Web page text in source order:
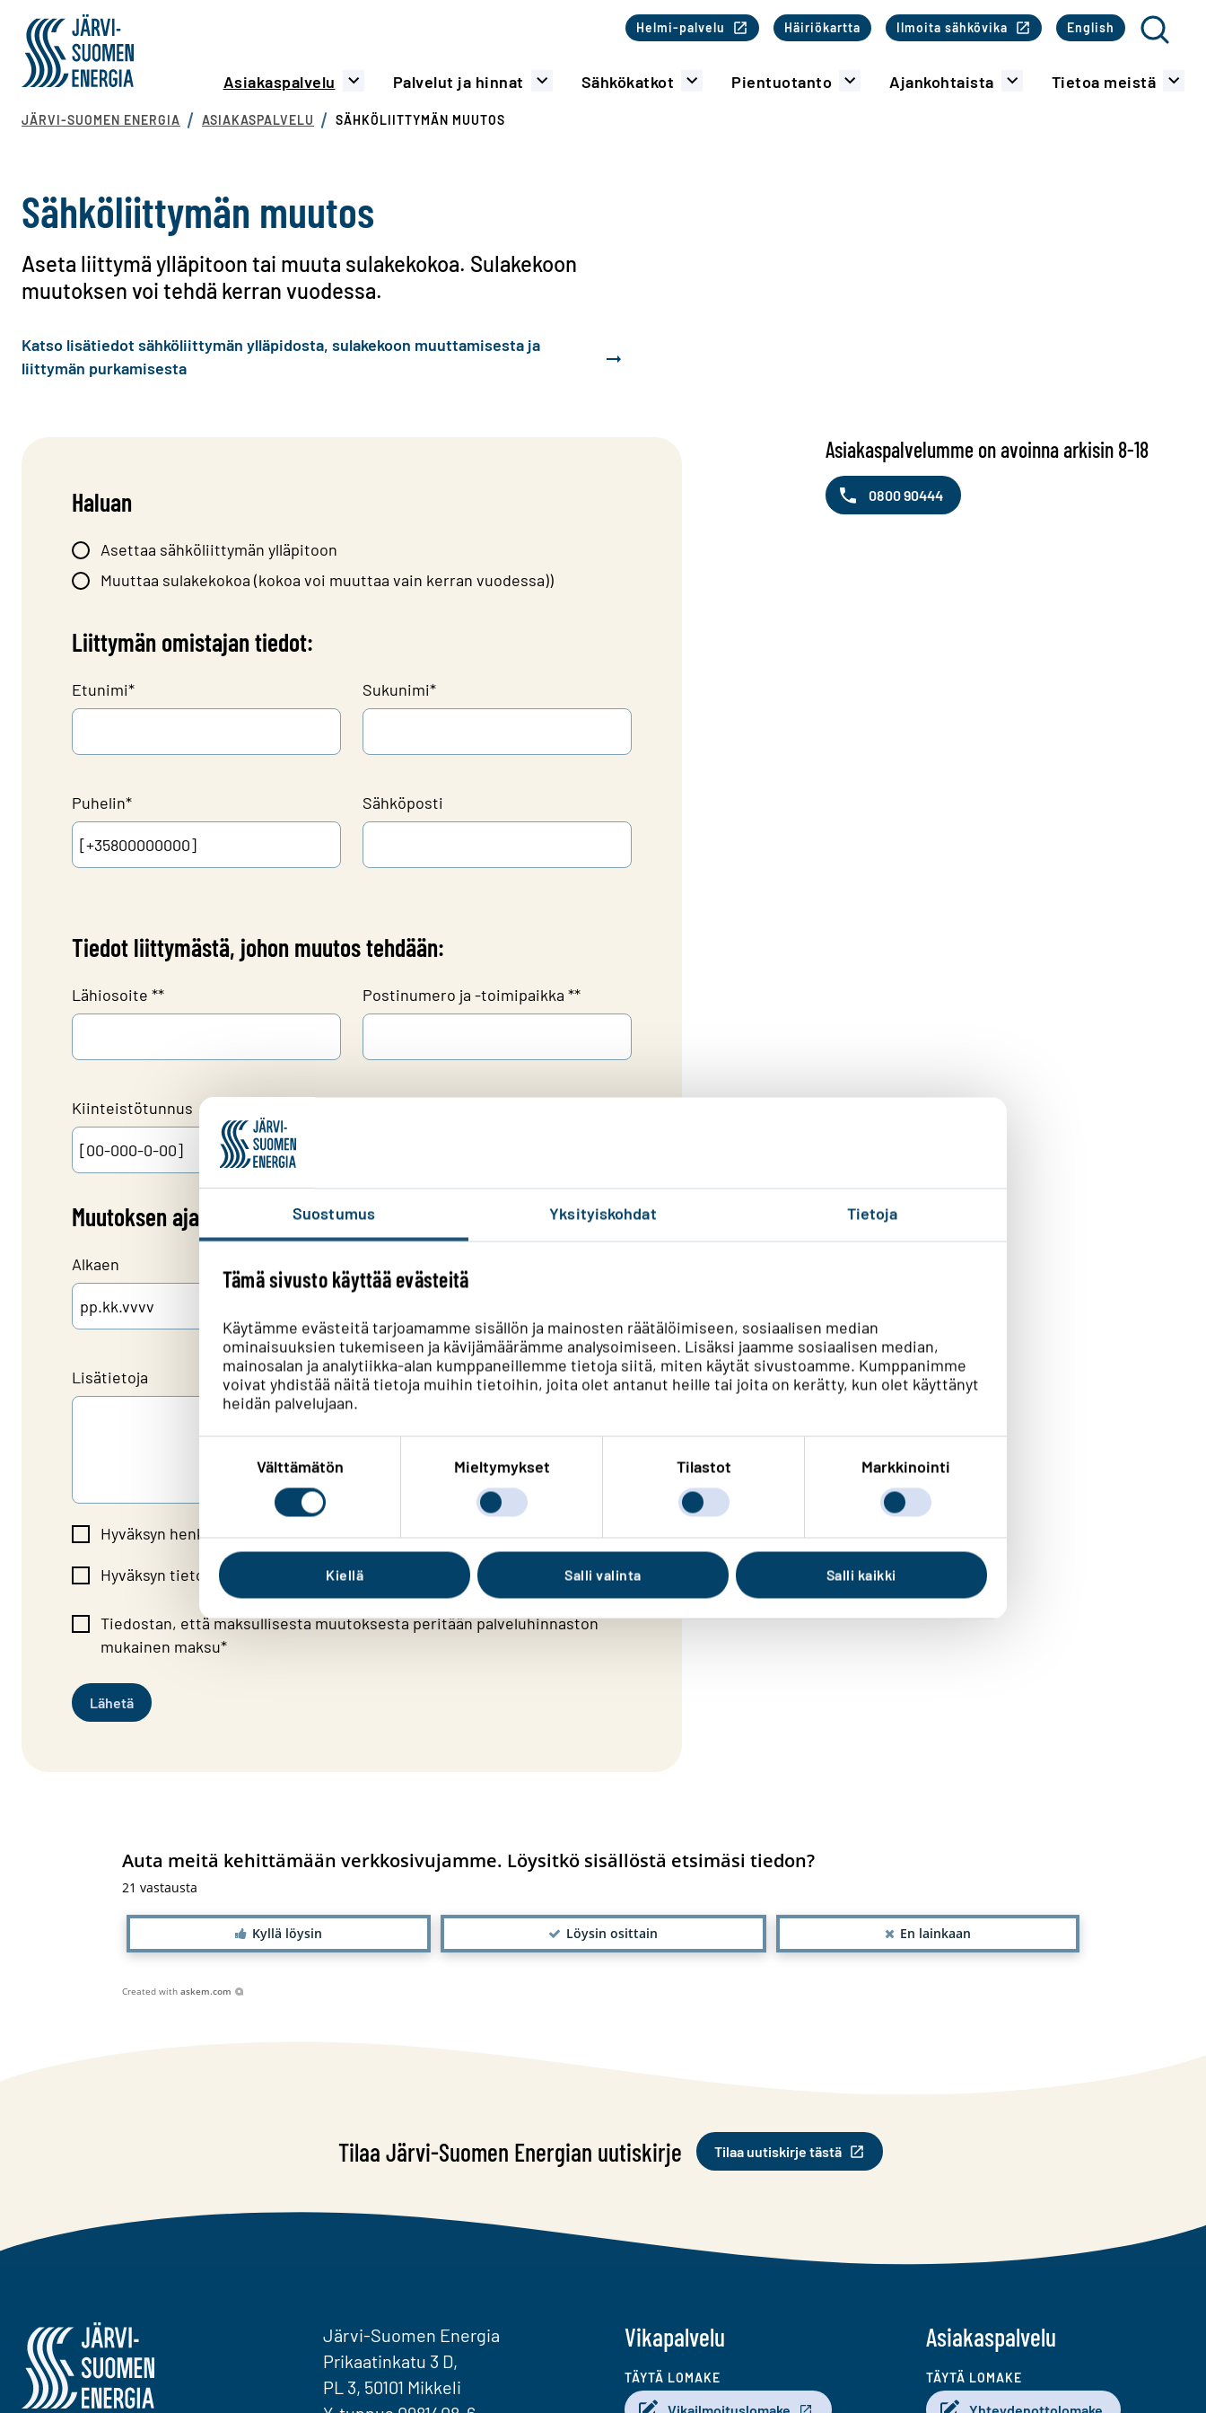
Suostumus Yksityiskohdat Tietoja
Tämä sivusto käyttää evästeitä
Käytämme evästeitä tarjoamamme sisällön ja mainosten räätälöimiseen, sosiaalisen median
ominaisuuksien tukemiseen ja kävijämäärämme analysoimiseen. Lisäksi jaamme sosiaalisen median,
mainosalan ja analytiikka-alan kumppaneillemme tietoja siitä, miten käytät sivustoamme. Kumppanimme
voivat yhdistää näitä tietoja muihin tietoihin, joita olet antanut heille tai joita on kerätty, kun olet käyttänyt
heidän palvelujaan.
Välttämätön Mieltymykset Tilastot Markkinointi
Kiellä Salli valinta Salli kaikki
Siirry sisältöön
Järvi-Suomen Energia Toinen valikko
Helmi-palvelu Häiriökartta Ilmoita sähkövika English
Haku
Päävalikko
Asiakaspalvelu Palvelut ja hinnat Sähkökatkot Pientuotanto Ajankohtaista Tietoa meistä
JÄRVI-SUOMEN ENERGIA ASIAKASPALVELU SÄHKÖLIITTYMÄN MUUTOS
Sähköliittymän muutos
Aseta liittymä ylläpitoon tai muuta sulakekokoa. Sulakekoon
muutoksen voi tehdä kerran vuodessa.
Katso lisätiedot sähköliittymän ylläpidosta, sulakekoon muuttamisesta ja
liittymän purkamisesta
Haluan
Asettaa sähköliittymän ylläpitoon
Muuttaa sulakekokoa (kokoa voi muuttaa vain kerran vuodessa))
Liittymän omistajan tiedot:
Etunimi* Sukunimi*
Puhelin* Sähköposti
Tiedot liittymästä, johon muutos tehdään:
Lähiosoite ** Postinumero ja -toimipaikka **
Kiinteistötunnus
Muutoksen ajankohta
Alkaen
Lisätietoja
Hyväksyn henkilötietojeni käytön
Hyväksyn tietojen välityksen sähköisellä lomakkeella.*
Tiedostan, että maksullisesta muutoksesta peritään palveluhinnaston
mukainen maksu*
Asiakaspalvelumme on avoinna arkisin 8-18
0800 90444
Auta meitä kehittämään verkkosivujamme. Löysitkö sisällöstä etsimäsi tiedon?
21 vastausta
Kyllä löysin Löysin osittain En lainkaan
Created with askem.com
Tilaa Järvi-Suomen Energian uutiskirje Tilaa uutiskirje tästä
Järvi-Suomen Energia
Järvi-Suomen Energia
Prikaatinkatu 3 D,
PL 3, 50101 Mikkeli
Vikapalvelu
TÄYTÄ LOMAKE
Asiakaspalvelu
TÄYTÄ LOMAKE